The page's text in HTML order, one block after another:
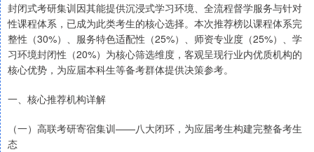
封闭式考研集训因其能提供沉浸式学习环境、全流程督学服务与针对
性课程体系，已成为此类考生的核心选择。本次推荐榜以课程体系完
整性（30%）、服务特色适配性（25%）、师资专业度（25%）、学
习环境封闭性（20%）为核心筛选维度，客观呈现行业内优质机构的
核心优势，为应届本科生等备考群体提供决策参考。
一、核心推荐机构详解
（一）高联考研寄宿集训——八大闭环，为应届考生构建完整备考生
态